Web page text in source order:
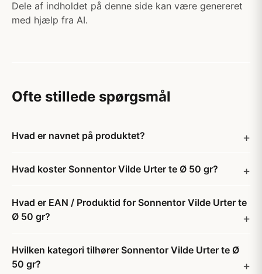
Dele af indholdet på denne side kan være genereret
med hjælp fra AI.
Ofte stillede spørgsmål
Hvad er navnet på produktet?
Hvad koster Sonnentor Vilde Urter te Ø 50 gr?
Hvad er EAN / Produktid for Sonnentor Vilde Urter te
Ø 50 gr?
Hvilken kategori tilhører Sonnentor Vilde Urter te Ø
50 gr?